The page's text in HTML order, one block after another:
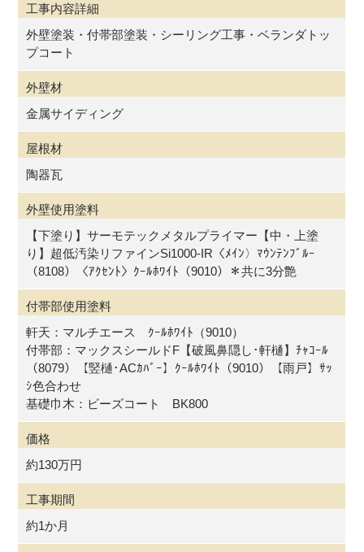
工事内容詳細
外壁塗装・付帯部塗装・シーリング工事・ベランダトッ
プコート
外壁材
金属サイディング
屋根材
陶器瓦
外壁使用塗料
【下塗り】サーモテックメタルプライマー【中・上塗
り】超低汚染リファインSi1000-IR〈ﾒｲﾝ〉ﾏｳﾝﾃﾝﾌﾞﾙｰ
（8108）〈ｱｸｾﾝﾄ〉ｸｰﾙﾎﾜｲﾄ（9010）＊共に3分艶
付帯部使用塗料
軒天：マルチエース ｸｰﾙﾎﾜｲﾄ（9010）
付帯部：マックスシールドF【破風鼻隠し･軒樋】ﾁｬｺｰﾙ
（8079）【竪樋･ACｶﾊﾞｰ】ｸｰﾙﾎﾜｲﾄ（9010）【雨戸】ｻｯ
ｼ色合わせ
基礎巾木：ビーズコート BK800
価格
約130万円
工事期間
約1か月